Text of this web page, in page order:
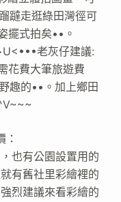
躂走逛綠田灣徑可
擺式拍矣••。
老灰仔建議:
花費大筆旅遊費
趣的••。加上鄉田
也有公園設置用的
有舊社里彩繪裡的
烈建議來看彩繪的